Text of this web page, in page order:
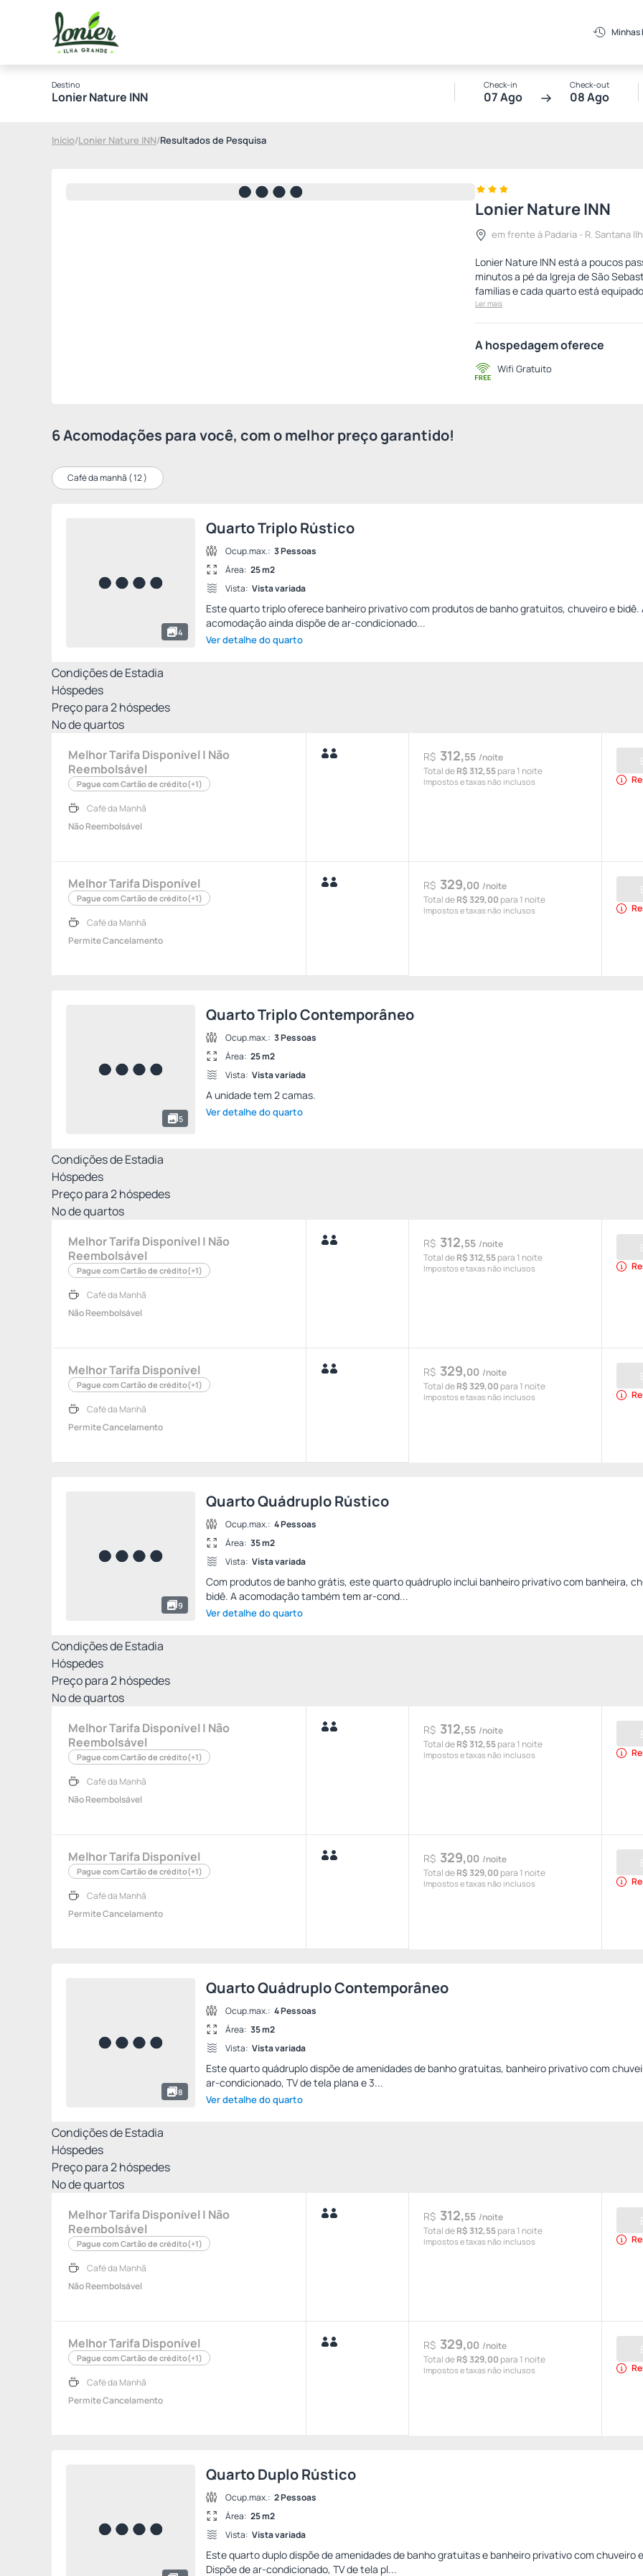
Minhas
Destino
Lonier Nature INN
Check-in
07 Ago
Check-out
08 Ago
Início/Lonier Nature INN/Resultados de Pesquisa
Lonier Nature INN
em frente à Padaria - R. Santana
Lonier Nature INN está a poucos
minutos a pé da Igreja de São
famílias e cada quarto está
Ler mais
A hospedagem oferece
Wifi Gratuito
6 Acomodações para você, com o melhor preço garantido!
Café da manhã (12)
4
Quarto Triplo Rústico
Ocup.max.: 3 Pessoas
Área: 25 m2
Vista: Vista variada
Este quarto triplo oferece banheiro privativo com produtos de banho gratuitos, chuveiro e bidê.
acomodação ainda dispõe de ar-condicionado...
Ver detalhe do quarto
Condições de Estadia
Hóspedes
Preço para2hóspedes
Nº de quartos
Melhor Tarifa Disponível | Não
Reembolsável
Pague com Cartão de crédito(+1)
Café da Manhã
Não Reembolsável
R$ 312,55 /noite
Total deR$ 312,55para 1 noite
Impostos e taxas não inclusos
Melhor Tarifa Disponível
Pague com Cartão de crédito(+1)
Café da Manhã
Permite Cancelamento
R$ 329,00 /noite
Total deR$ 329,00 para 1 noite
Impostos e taxas não inclusos
5
Quarto Triplo Contemporâneo
Ocup.max.: 3 Pessoas
Área: 25 m2
Vista: Vista variada
A unidade tem 2 camas.
Ver detalhe do quarto
Condições de Estadia
Hóspedes
Preço para2hóspedes
Nº de quartos
Melhor Tarifa Disponível | Não
Reembolsável
Pague com Cartão de crédito(+1)
Café da Manhã
Não Reembolsável
R$ 312,55 /noite
Total deR$ 312,55para 1 noite
Impostos e taxas não inclusos
Melhor Tarifa Disponível
Pague com Cartão de crédito(+1)
Café da Manhã
Permite Cancelamento
R$ 329,00 /noite
Total deR$ 329,00 para 1 noite
Impostos e taxas não inclusos
9
Quarto Quádruplo Rústico
Ocup.max.: 4 Pessoas
Área: 35 m2
Vista: Vista variada
Com produtos de banho grátis, este quarto quádruplo inclui banheiro privativo com banheira,
bidê. A acomodação também tem ar-cond...
Ver detalhe do quarto
Condições de Estadia
Hóspedes
Preço para2hóspedes
Nº de quartos
Melhor Tarifa Disponível | Não
Reembolsável
Pague com Cartão de crédito(+1)
Café da Manhã
Não Reembolsável
R$ 312,55 /noite
Total deR$ 312,55para 1 noite
Impostos e taxas não inclusos
Melhor Tarifa Disponível
Pague com Cartão de crédito(+1)
Café da Manhã
Permite Cancelamento
R$ 329,00 /noite
Total deR$ 329,00 para 1 noite
Impostos e taxas não inclusos
8
Quarto Quádruplo Contemporâneo
Ocup.max.: 4 Pessoas
Área: 35 m2
Vista: Vista variada
Este quarto quádruplo dispõe de amenidades de banho gratuitas, banheiro privativo com
ar-condicionado, TV de tela plana e 3...
Ver detalhe do quarto
Condições de Estadia
Hóspedes
Preço para2hóspedes
Nº de quartos
Melhor Tarifa Disponível | Não
Reembolsável
Pague com Cartão de crédito(+1)
Café da Manhã
Não Reembolsável
R$ 312,55 /noite
Total deR$ 312,55para 1 noite
Impostos e taxas não inclusos
Melhor Tarifa Disponível
Pague com Cartão de crédito(+1)
Café da Manhã
Permite Cancelamento
R$ 329,00 /noite
Total deR$ 329,00 para 1 noite
Impostos e taxas não inclusos
Quarto Duplo Rústico
Ocup.max.: 2 Pessoas
Área: 25 m2
Vista: Vista variada
Este quarto duplo dispõe de amenidades de banho gratuitas e banheiro privativo com chuveiro
Dispõe de ar-condicionado, TV de tela pl...